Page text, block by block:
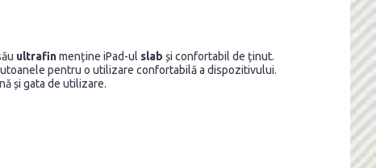
ultrafinmenține iPad-ul slab și confortabil de ținut.
pentru o utilizare confortabilă a dispozitivului.
și gata de utilizare.